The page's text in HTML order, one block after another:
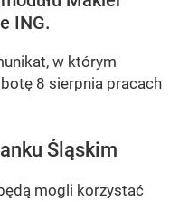
ING.
w którym
8 sierpnia pracach
Śląskim
mogli korzystać